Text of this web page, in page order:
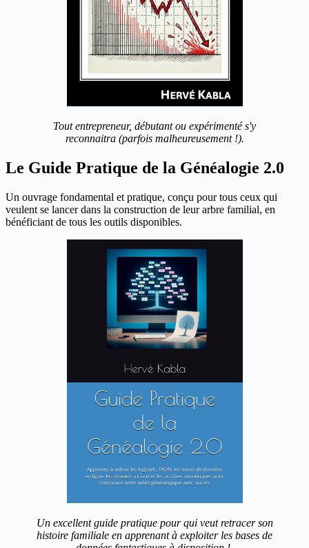
Tout entrepreneur, débutant ou expérimenté s'y
reconnaitra (parfois malheureusement !).
Le Guide Pratique de la Généalogie 2.0
Un ouvrage fondamental et pratique, conçu pour tous ceux qui
veulent se lancer dans la construction de leur arbre familial, en
bénéficiant de tous les outils disponibles.
Un excellent guide pratique pour qui veut retracer son
histoire familiale en apprenant à exploiter les bases de